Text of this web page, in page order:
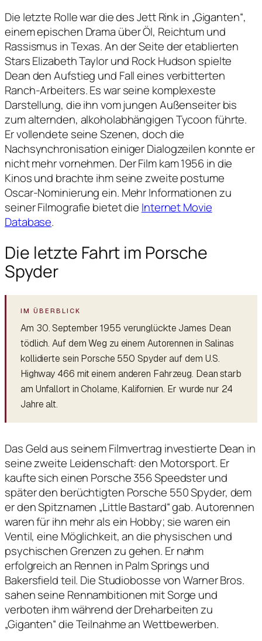
Die letzte Rolle war die des Jett Rink in „Giganten“,
einem epischen Drama über Öl, Reichtum und
Rassismus in Texas. An der Seite der etablierten
Stars Elizabeth Taylor und Rock Hudson spielte
Dean den Aufstieg und Fall eines verbitterten
Ranch-Arbeiters. Es war seine komplexeste
Darstellung, die ihn vom jungen Außenseiter bis
zum alternden, alkoholabhängigen Tycoon führte.
Er vollendete seine Szenen, doch die
Nachsynchronisation einiger Dialogzeilen konnte er
nicht mehr vornehmen. Der Film kam 1956 in die
Kinos und brachte ihm seine zweite postume
Oscar-Nominierung ein. Mehr Informationen zu
seiner Filmografie bietet die Internet Movie
Database.
Die letzte Fahrt im Porsche
Spyder
Am 30. September 1955 verunglückte James Dean
tödlich. Auf dem Weg zu einem Autorennen in Salinas
kollidierte sein Porsche 550 Spyder auf dem U.S.
Highway 466 mit einem anderen Fahrzeug. Dean starb
am Unfallort in Cholame, Kalifornien. Er wurde nur 24
Jahre alt.
Das Geld aus seinem Filmvertrag investierte Dean in
seine zweite Leidenschaft: den Motorsport. Er
kaufte sich einen Porsche 356 Speedster und
später den berüchtigten Porsche 550 Spyder, dem
er den Spitznamen „Little Bastard“ gab. Autorennen
waren für ihn mehr als ein Hobby; sie waren ein
Ventil, eine Möglichkeit, an die physischen und
psychischen Grenzen zu gehen. Er nahm
erfolgreich an Rennen in Palm Springs und
Bakersfield teil. Die Studiobosse von Warner Bros.
sahen seine Rennambitionen mit Sorge und
verboten ihm während der Dreharbeiten zu
„Giganten“ die Teilnahme an Wettbewerben.